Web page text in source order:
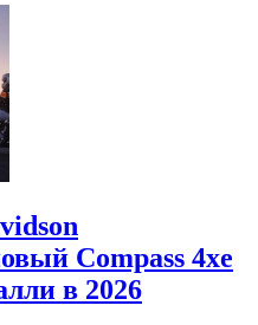
Compass 4xe
в 2026